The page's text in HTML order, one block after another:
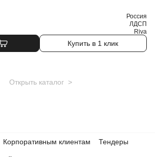
Купить в 1 клик
Россия
ЛДСП
Riva
Открыть каталог >
Корпоративным клиентам Тендеры